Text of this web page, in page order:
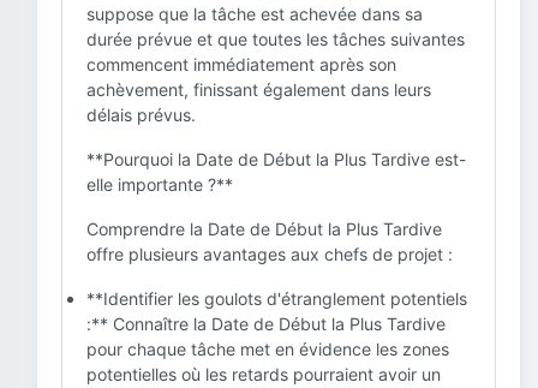
suppose que la tâche est achevée dans sa
durée prévue et que toutes les tâches suivantes
commencent immédiatement après son
achèvement, finissant également dans leurs
délais prévus.
**Pourquoi la Date de Début la Plus Tardive est-
elle importante ?**
Comprendre la Date de Début la Plus Tardive
offre plusieurs avantages aux chefs de projet :
**Identifier les goulots d'étranglement potentiels
:** Connaître la Date de Début la Plus Tardive
pour chaque tâche met en évidence les zones
potentielles où les retards pourraient avoir un